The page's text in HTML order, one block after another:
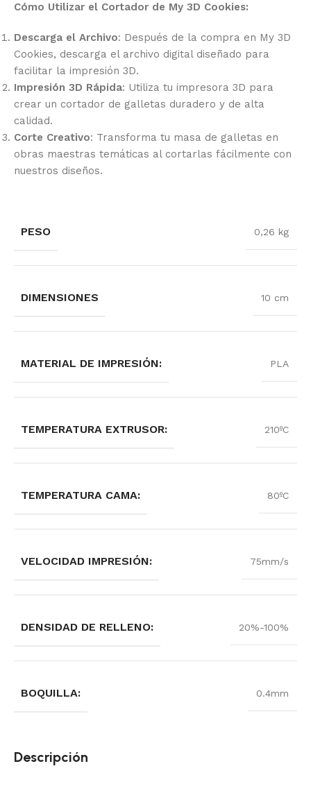
Cómo Utilizar el Cortador de My 3D Cookies:
Descarga el Archivo: Después de la compra en My 3D
Cookies, descarga el archivo digital diseñado para
facilitar la impresión 3D.
Impresión 3D Rápida: Utiliza tu impresora 3D para
crear un cortador de galletas duradero y de alta
calidad.
Corte Creativo: Transforma tu masa de galletas en
obras maestras temáticas al cortarlas fácilmente con
nuestros diseños.
PESO 0,26 kg
DIMENSIONES 10 cm
MATERIAL DE IMPRESIÓN: PLA
TEMPERATURA EXTRUSOR: 210ºC
TEMPERATURA CAMA: 80ºC
VELOCIDAD IMPRESIÓN: 75mm/s
DENSIDAD DE RELLENO: 20%-100%
BOQUILLA: 0.4mm
Descripción